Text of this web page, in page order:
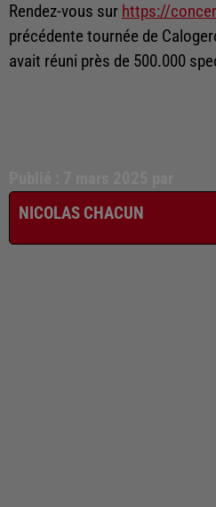
Rendez-vous sur https://
précédente tournée de
avait réuni près de 500.000
NICOLAS CHACUN